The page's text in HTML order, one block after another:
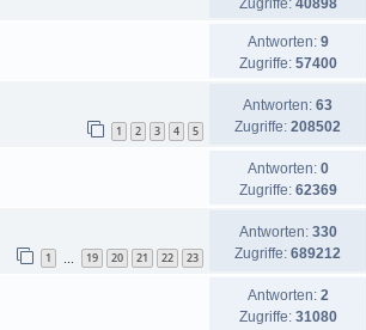
Zugriffe: 40898
Antworten: 9
Zugriffe: 57400
1 2 3 4 5
Antworten: 63
Zugriffe: 208502
Antworten: 0
Zugriffe: 62369
1 19 20 21 22 23
Antworten: 330
Zugriffe: 689212
Antworten: 2
Zugriffe: 31080